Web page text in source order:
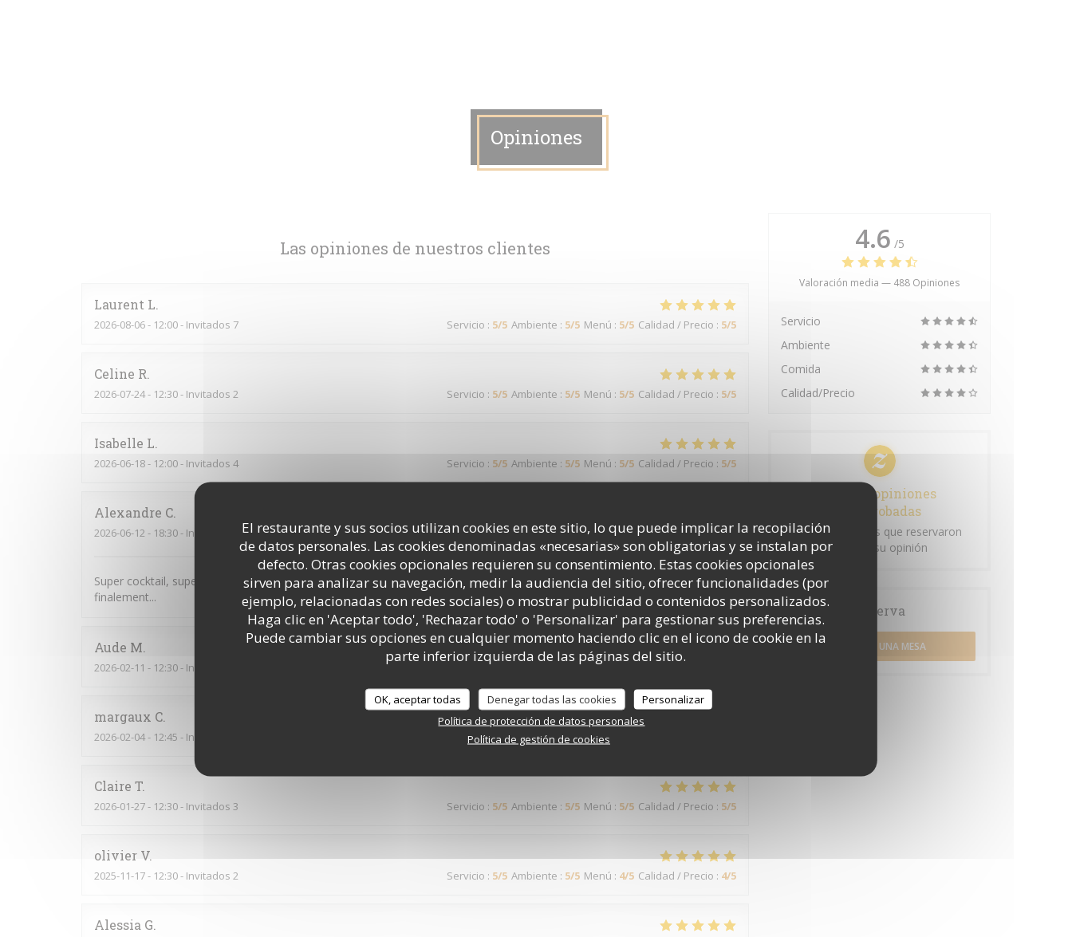
El restaurante y sus socios utilizan cookies en este sitio, lo que puede implicar la recopilación
de datos personales. Las cookies denominadas «necesarias» son obligatorias y se instalan por
defecto. Otras cookies opcionales requieren su consentimiento. Estas cookies opcionales
sirven para analizar su navegación, medir la audiencia del sitio, ofrecer funcionalidades (por
ejemplo, relacionadas con redes sociales) o mostrar publicidad o contenidos personalizados.
Haga clic en 'Aceptar todo', 'Rechazar todo' o 'Personalizar' para gestionar sus preferencias.
Puede cambiar sus opciones en cualquier momento haciendo clic en el icono de cookie en la
parte inferior izquierda de las páginas del sitio.
OK, aceptar todas Denegar todas las cookies
Personalizar
Política de protección de datos personales
Política de gestión de cookies
Opiniones
Las opiniones de nuestros clientes
Laurent L
2026-08-06- 12:00 - Invitados 7 Servicio : 5/5 Ambiente : 5/5 Menú : 5/5 Calidad / Precio : 5/5
Celine R
2026-07-24- 12:30 - Invitados 2 Servicio : 5/5 Ambiente : 5/5 Menú : 5/5 Calidad / Precio : 5/5
Isabelle L
2026-06-18- 12:00 - Invitados 4 Servicio : 5/5 Ambiente : 5/5 Menú : 5/5 Calidad / Precio : 5/5
Alexandre C
2026-06-12 - 18:30 - Invitados 18 Servicio: 5/5 Ambiente :5/5 Menú: 5/5 Calidad / Precio:5/5
Super cocktail, super service. Je pensais que nous serions plus nombreux, mon pot de départ n'étais pas si populaire
finalement...
Aude M
2026-02-11 - 12:30 - Invitados 7 : /5 Menú
margaux C
2026-02-04- 12:45 - Invitados 2 Servicio:5/5 Ambiente :5 /5 Menú
Claire T
2026-01-27- 12:30 - Invitados 3 Servicio : 5/5 Ambiente : 5/5 Menú : 5/5 Calidad / Precio : 5/5
olivier V
2025-11-17- 12:30 - Invitados 2 Servicio : 5/5 Ambiente : 5/5 Menú : 4/5 Calidad / Precio : 4/5
Alessia G
4.6 /5
Valoración media — 488 Opiniones
Servicio
Ambiente
Comida
Calidad/Precio
100% de opiniones
comprobadas
Solo los clientes que reservaron
dejaron su opinión
Reserva
RESERVAR UNA MESA